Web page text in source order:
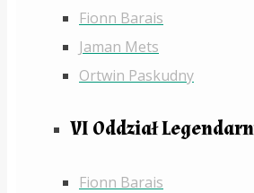
Fionn Barais
Jaman Mets
Ortwin Paskudny
VI Oddział
Fionn Barais